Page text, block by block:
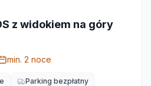
z widokiem na góry
min. 2 noce
Parking bezpłatny